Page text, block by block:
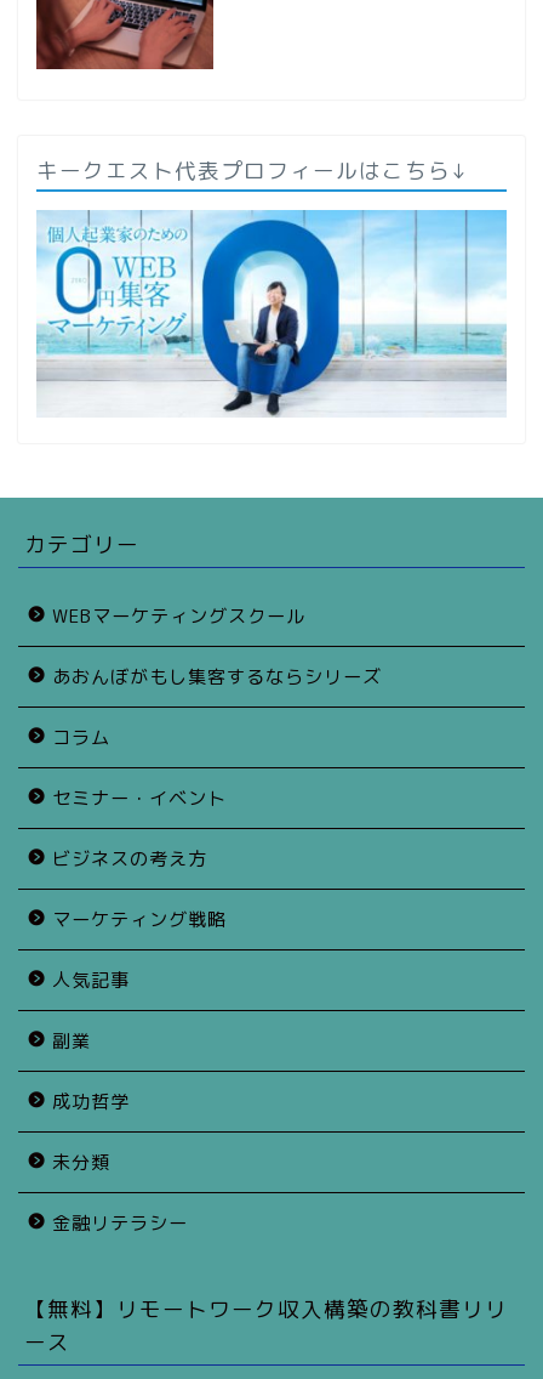
キークエスト代表プロフィールはこちら↓
カテゴリー
WEBマーケティングスクール
あおんぼがもし集客するならシリーズ
コラム
セミナー・イベント
ビジネスの考え方
マーケティング戦略
人気記事
副業
成功哲学
未分類
金融リテラシー
【無料】リモートワーク収入構築の教科書リリ
ース